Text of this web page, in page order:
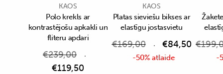
KAOS
Polo krekls ar
kontrastējošu apkakli un
fliteru apdari
€239,00
€119,50
KAOS
Platas sieviešu bikses ar
elastīgu jostasvietu
€169,00 €84,50
-50% atlaide
€
-